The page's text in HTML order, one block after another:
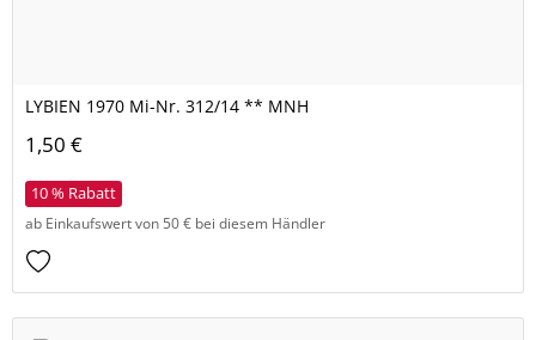
LYBIEN 1970 Mi-Nr. 312/14 ** MNH
1,50 €
10 % Rabatt
ab Einkaufswert von 50 € bei diesem Händler